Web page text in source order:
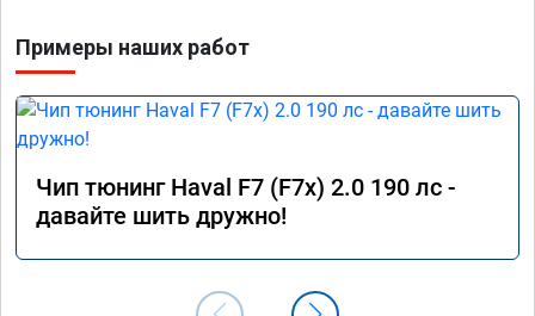
Примеры наших работ
Чип тюнинг Haval F7 (F7x) 2.0 190 лс -
давайте шить дружно!